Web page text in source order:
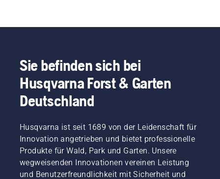
Sie befinden sich bei
Husqvarna Forst & Garten
Deutschland
Husqvarna ist seit 1689 von der Leidenschaft für
Innovation angetrieben und bietet professionelle
Produkte für Wald, Park und Garten. Unsere
wegweisenden Innovationen vereinen Leistung
und Benutzerfreundlichkeit mit Sicherheit und